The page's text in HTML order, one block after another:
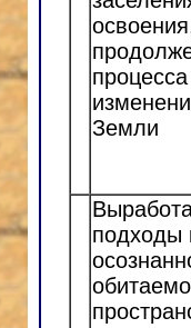
процесса
Земли
подходы